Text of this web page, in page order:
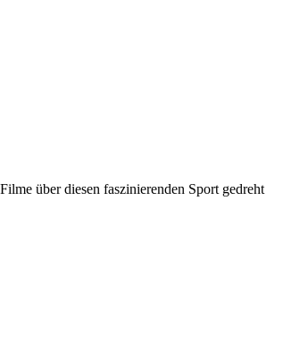
über diesen faszinierenden Sport gedreht